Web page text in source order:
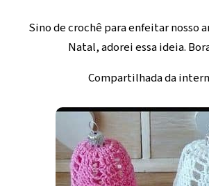
Sino de crochê para enfeitar nosso
Natal, adorei essa ideia.
Compartilhada da